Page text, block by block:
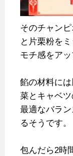
そのチャン
と片栗粉を
モチ感をアッ
餡の材料には
菜とキャベ
最適なバラ
るそうです。
包んだら2時